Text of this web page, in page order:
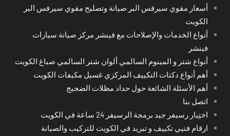
أسعار مقوي سيرفس البر صيانة وتصليح مقوي سيرفس البر
الكويت
أنواع الخدمات والإصلاحات مع فينشر مركز صيانة سيارات
فينشر
أنواع شتر و المينوم السالمي ألوان شتر السالمي صباغ الكويت
أهم أنواع دكتات التكييف المركزي غسيل مكيفات الكويت
أهم الأسئلة الشائعة حول حداد مظلات الضجيج
اتصل بنا
اختِيار رسيفر جيد برمجة الرسيفر 24 ساعة في الكويت
ارقام فنيي تكييف و تبريد في الكويت للتركيب والصيانة